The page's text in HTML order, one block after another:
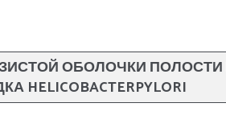
ОБОЛОЧКИ ПОЛОСТИ